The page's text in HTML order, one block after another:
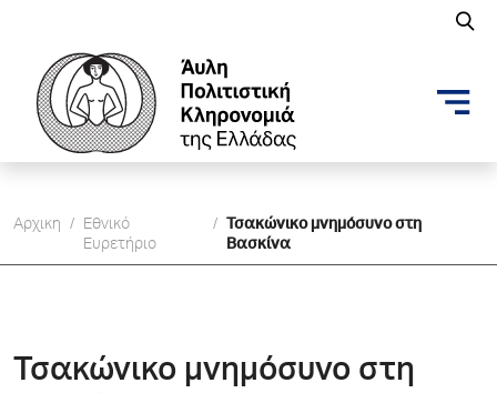
Αρχικη /
Εθνικό
Ευρετήριο
/
Τσακώνικο μνημόσυνο στη
Βασκίνα
Τσακώνικο μνημόσυνο στη